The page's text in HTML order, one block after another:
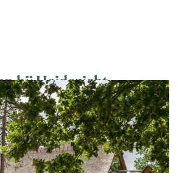
bij Heidezicht